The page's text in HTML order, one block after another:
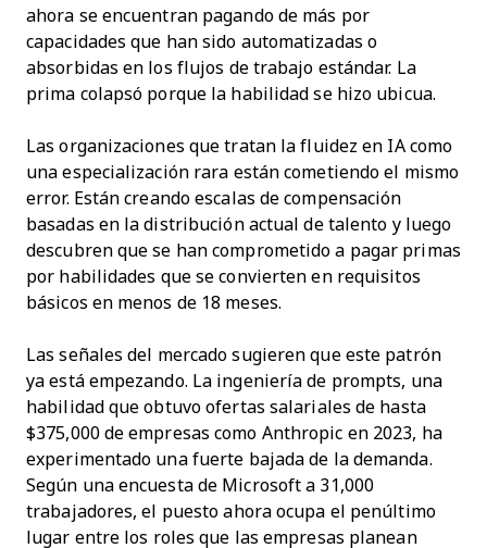
ahora se encuentran pagando de más por
capacidades que han sido automatizadas o
absorbidas en los flujos de trabajo estándar. La
prima colapsó porque la habilidad se hizo ubicua.
Las organizaciones que tratan la fluidez en IA como
una especialización rara están cometiendo el mismo
error. Están creando escalas de compensación
basadas en la distribución actual de talento y luego
descubren que se han comprometido a pagar primas
por habilidades que se convierten en requisitos
básicos en menos de 18 meses.
Las señales del mercado sugieren que este patrón
ya está empezando. La ingeniería de prompts, una
habilidad que obtuvo ofertas salariales de hasta
$375,000 de empresas como Anthropic en 2023, ha
experimentado una fuerte bajada de la demanda.
Según una encuesta de Microsoft a 31,000
trabajadores, el puesto ahora ocupa el penúltimo
lugar entre los roles que las empresas planean